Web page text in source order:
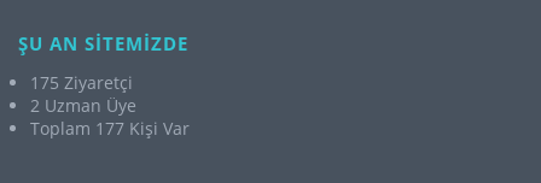
ŞU AN SİTEMİZDE
175 Ziyaretçi
2 Uzman Üye
Toplam 177 Kişi Var